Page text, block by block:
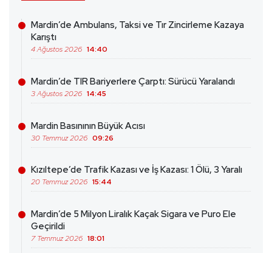
Mardin’de Ambulans, Taksi ve Tır Zincirleme Kazaya
Karıştı
4 Ağustos 2026 14:40
Mardin’de TIR Bariyerlere Çarptı: Sürücü Yaralandı
3 Ağustos 2026 14:45
Mardin Basınının Büyük Acısı
30 Temmuz 2026 09:26
Kızıltepe’de Trafik Kazası ve İş Kazası: 1 Ölü, 3 Yaralı
20 Temmuz 2026 15:44
Mardin’de 5 Milyon Liralık Kaçak Sigara ve Puro Ele
Geçirildi
7 Temmuz 2026 18:01